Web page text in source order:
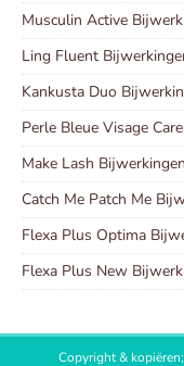
Musculin Active
Ling Fluent
Kankusta Duo
Perle Bleue Visage
Make Lash
Catch Me Patch Me
Flexa Plus Optima
Flexa Plus New
Copyright &